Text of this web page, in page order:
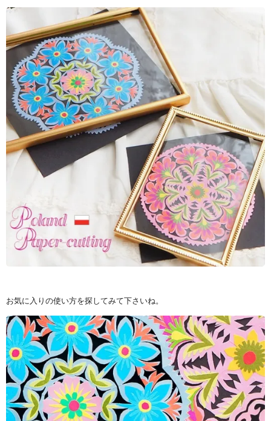
お気に入りの使い方を探してみて下さいね。